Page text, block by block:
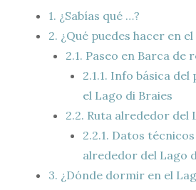
1. ¿Sabías qué …?
2. ¿Qué puedes hacer en
2.1. Paseo en Barca de
2.1.1. Info básica del
el Lago di Braies
2.2. Ruta alrededor del
2.2.1. Datos
alrededor del Lago
3. ¿Dónde dormir en el